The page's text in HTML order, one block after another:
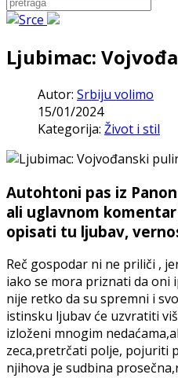
Ljubimac:
Autor: Srbiju volimo
15/01/2024
Kategorija: Život i stil
Autohtoni pas iz
ali uglavnom
opisati tu ljubav,
Reč gospodar ni ne priliči ,
iako se mora priznati da oni
nije retko da su spremni i
istinsku ljubav će uzvratiti
izloženi mnogim
zeca,pretrčati polje, pojuriti
njihova je sudbina